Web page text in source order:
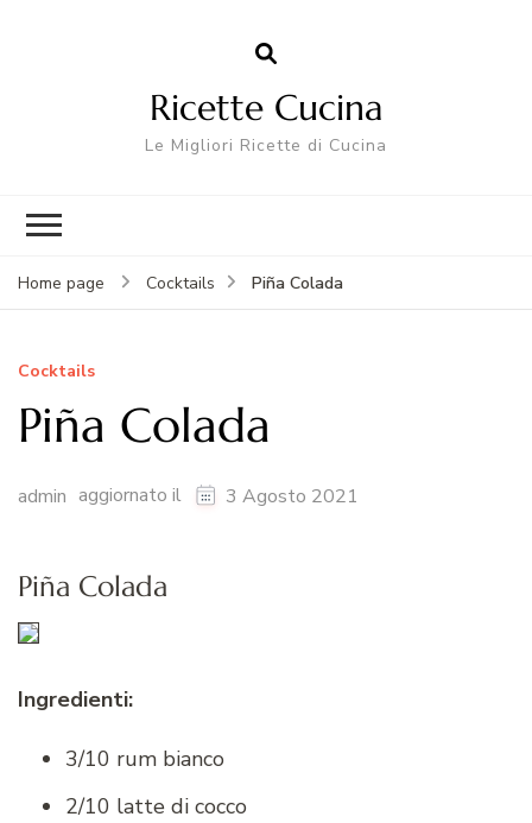
Ricette Cucina
Le Migliori Ricette di Cucina
Home page Cocktails Piña Colada
Cocktails
Piña Colada
admin aggiornato il 3 Agosto 2021
Piña Colada
Ingredienti:
3/10 rum bianco
2/10 latte di cocco